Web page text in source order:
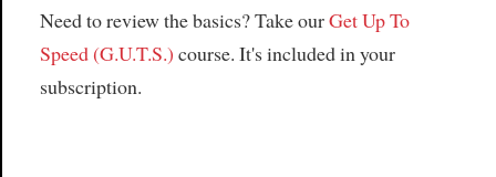
Need to review the basics? Take ourGet Up To
Speed (G.U.T.S.) course. It's included in your
subscription.